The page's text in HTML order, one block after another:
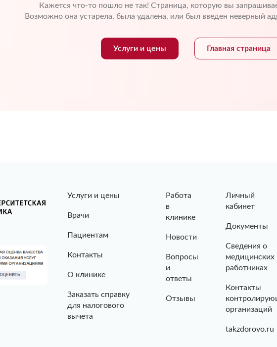
Кажется что-то пошло не так! Страница, которую вы
Возможно она устарела, была удалена, или был введен неверный
Услуги и цены Главная страница
Услуги и цены
Врачи
Пациентам
Контакты
О клинике
Заказать справку
для налогового
вычета
Работа
в
клинике
Новости
Вопросы
и
ответы
Отзывы
Личный
кабинет
Документы
Сведения о
медицинских
работниках
Контакты
организаций
takzdorovo.ru